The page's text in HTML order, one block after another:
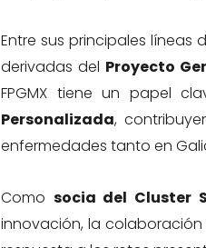
Entre sus principales
derivadas del Proyecto
FPGMX tiene un papel
Personalizada,
enfermedades tanto en
Como socia del Cluster
innovación, la